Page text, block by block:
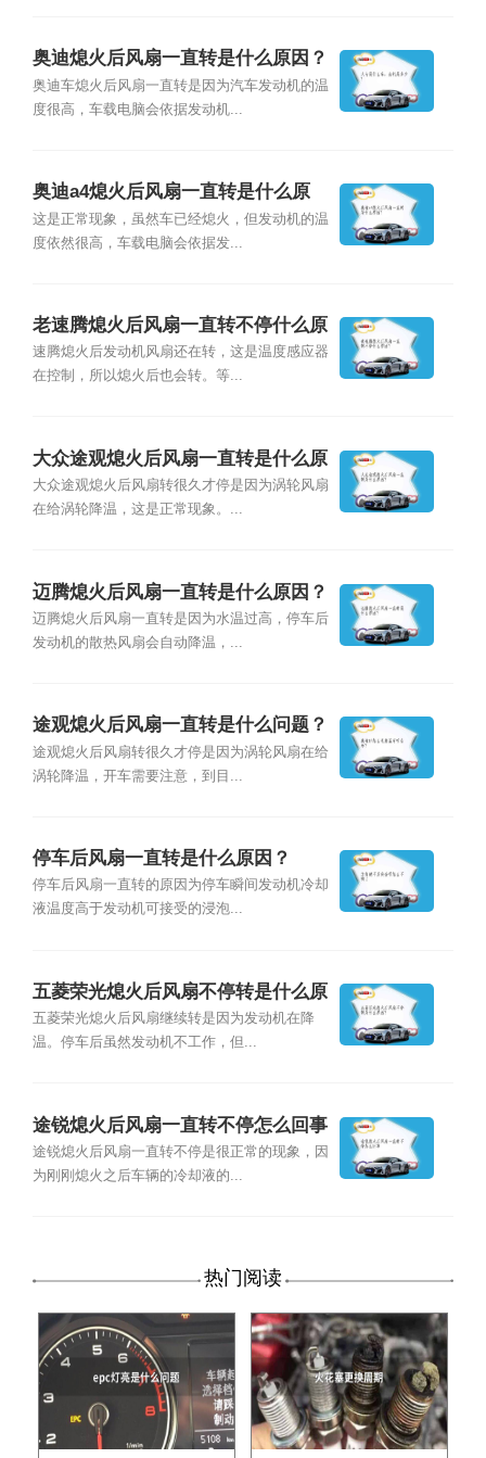
奥迪熄火后风扇一直转是什么原因？
奥迪车熄火后风扇一直转是因为汽车发动机的温
度很高，车载电脑会依据发动机...
奥迪a4熄火后风扇一直转是什么原
因？
这是正常现象，虽然车已经熄火，但发动机的温
度依然很高，车载电脑会依据发...
老速腾熄火后风扇一直转不停什么原
因？
速腾熄火后发动机风扇还在转，这是温度感应器
在控制，所以熄火后也会转。等...
大众途观熄火后风扇一直转是什么原
因？
大众途观熄火后风扇转很久才停是因为涡轮风扇
在给涡轮降温，这是正常现象。...
迈腾熄火后风扇一直转是什么原因？
迈腾熄火后风扇一直转是因为水温过高，停车后
发动机的散热风扇会自动降温，...
途观熄火后风扇一直转是什么问题？
途观熄火后风扇转很久才停是因为涡轮风扇在给
涡轮降温，开车需要注意，到目...
停车后风扇一直转是什么原因？
停车后风扇一直转的原因为停车瞬间发动机冷却
液温度高于发动机可接受的浸泡...
五菱荣光熄火后风扇不停转是什么原
因？
五菱荣光熄火后风扇继续转是因为发动机在降
温。停车后虽然发动机不工作，但...
途锐熄火后风扇一直转不停怎么回事
途锐熄火后风扇一直转不停是很正常的现象，因
为刚刚熄火之后车辆的冷却液的...
热门阅读